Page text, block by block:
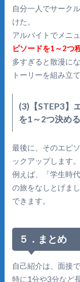
自分一人でサーク
けた。
アルバイトでメニ
ピソードを1～2つ
多すぎると散漫に
トーリーを組み立
(3)【STEP3】
を1～2つ決める
最後に、そのエピ
ックアップします。
例えば、「学生時
の旅をなしとげま
できます。
５．まとめ
自己紹介は、面接
特に1分や3分など